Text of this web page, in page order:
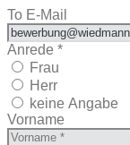
To E-Mail
Anrede *
Frau
Herr
keine Angabe
Vorname